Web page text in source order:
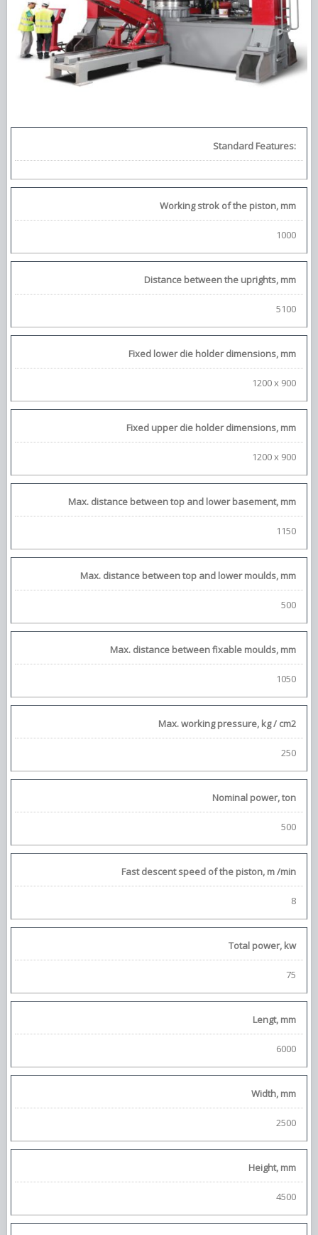
Standard Features:
Working strok of the piston, mm
1000
Distance between the uprights, mm
5100
Fixed lower die holder dimensions, mm
1200 x 900
Fixed upper die holder dimensions, mm
1200 x 900
Max. distance between top and lower basement, mm
1150
Max. distance between top and lower moulds, mm
500
Max. distance between fixable moulds, mm
1050
Max. working pressure, kg / cm2
250
Nominal power, ton
500
Fast descent speed of the piston, m /min
8
Total power, kw
75
Lengt, mm
6000
Width, mm
2500
Height, mm
4500